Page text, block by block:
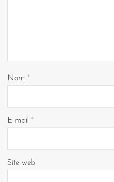
Nom *
E-mail *
Site web